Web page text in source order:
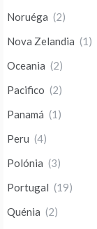
Noruéga (2)
Nova Zelandia (1)
Oceania (2)
Pacifico (2)
Panamá (1)
Peru (4)
Polónia (3)
Portugal (19)
Quénia (2)